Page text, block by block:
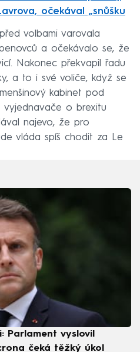
očekával „snůšku
volbami varovala
a očekávalo se, že
Nakonec překvapil řadu
a to i své voliče, když se
kabinet pod
vyjednavače o brexitu
najevo, že pro
vláda spíš chodit za Le
Parlament vyslovil
čeká těžký úkol